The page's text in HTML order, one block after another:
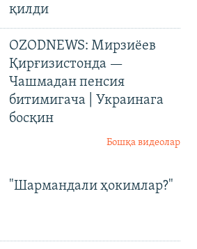
қилди
OZODNEWS: Мирзиёев
Қирғизистонда —
Чашмадан пенсия
битимигача | Украинага
босқин
Бошқа видеолар
"Шармандали ҳокимлар?"